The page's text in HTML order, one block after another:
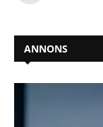
ANNONS